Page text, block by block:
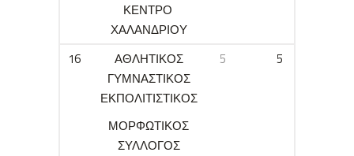
ΚΕΝΤΡΟ
ΧΑΛΑΝΔΡΙΟΥ
16
ΑΘΛΗΤΙΚΟΣ
ΓΥΜΝΑΣΤΙΚΟΣ
ΕΚΠΟΛΙΤΙΣΤΙΚΟΣ
ΜΟΡΦΩΤΙΚΟΣ
ΣΥΛΛΟΓΟΣ
5 5